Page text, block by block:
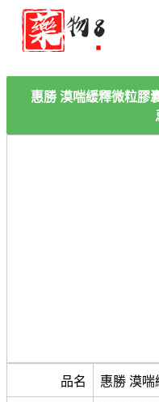
惠勝 漠喘緩釋微粒膠
品名 惠勝 漠